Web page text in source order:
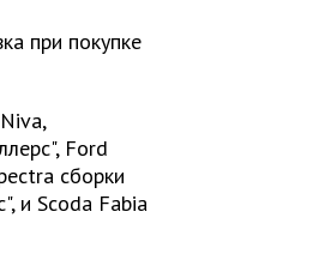
при покупке
Ford
сборки
и Scoda Fabia